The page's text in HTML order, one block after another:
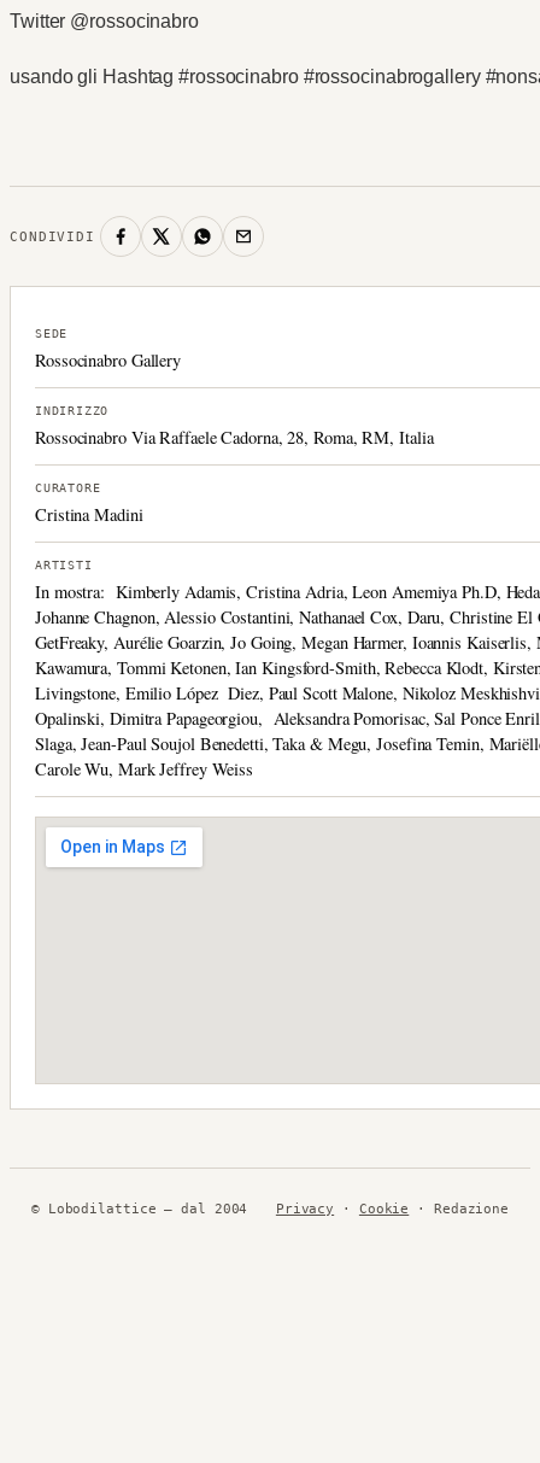
Twitter @rossocinabro
usando gli Hashtag #rossocinabro #rossocinabrogallery
CONDIVIDI
SEDE
Rossocinabro Gallery
INDIRIZZO
Rossocinabro Via Raffaele Cadorna, 28, Roma, RM, Italia
CURATORE
Cristina Madini
ARTISTI
In mostra: Kimberly Adamis, Cristina Adria, Leon Amemiya Ph.D,
Johanne Chagnon, Alessio Costantini, Nathanael Cox, Daru, Christine
GetFreaky, Aurélie Goarzin, Jo Going, Megan Harmer, Ioannis
Kawamura, Tommi Ketonen, Ian Kingsford-Smith, Rebecca Klodt,
Livingstone, Emilio López Diez, Paul Scott Malone, Nikoloz
Opalinski, Dimitra Papageorgiou, Aleksandra Pomorisac, Sal Ponce
Slaga, Jean-Paul Soujol Benedetti, Taka & Megu, Josefina Temin,
Carole Wu, Mark Jeffrey Weiss
© Lobodilattice — dal 2004 Privacy · Cookie · Redazione